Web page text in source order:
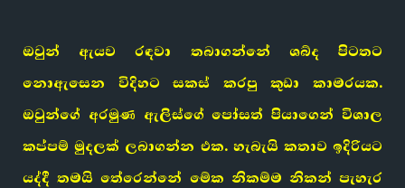
ඔවුන් ඇයව රඳවා තබාගන්නේ ශබ්ද පිටතට
නොඇසෙන විදිහට සකස් කරපු කුඩා කාමරයක.
ඔවුන්ගේ අරමුණ ඇලිස්ගේ පෝසත් පියාගෙන් විශාල
කප්පම් මුදලක් ලබාගන්න එක. හැබැයි කතාව ඉදිරියට
යද්දී තමයි තේරෙන්නේ මේක නිකම්ම නිකන් පැහැර